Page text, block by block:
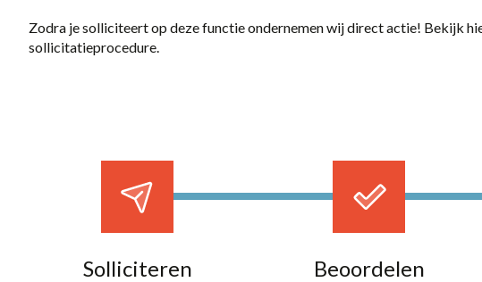
Zodra je solliciteert op deze functie ondernemen wij direct actie! Bekijk
sollicitatieprocedure.
Solliciteren Beoordelen